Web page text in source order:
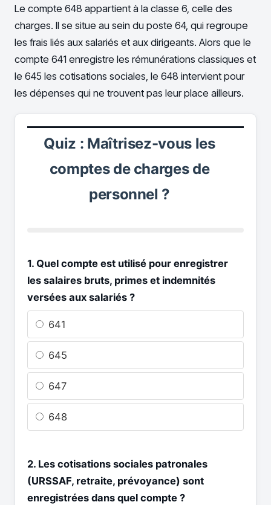
Le compte 648 appartient à la classe 6, celle des
charges. Il se situe au sein du poste 64, qui regroupe
les frais liés aux salariés et aux dirigeants. Alors que le
compte 641 enregistre les rémunérations classiques et
le 645 les cotisations sociales, le 648 intervient pour
les dépenses qui ne trouvent pas leur place ailleurs.
Quiz : Maîtrisez-vous les
comptes de charges de
personnel ?
1. Quel compte est utilisé pour enregistrer
les salaires bruts, primes et indemnités
versées aux salariés ?
641
645
647
648
2. Les cotisations sociales patronales
(URSSAF, retraite, prévoyance) sont
enregistrées dans quel compte ?